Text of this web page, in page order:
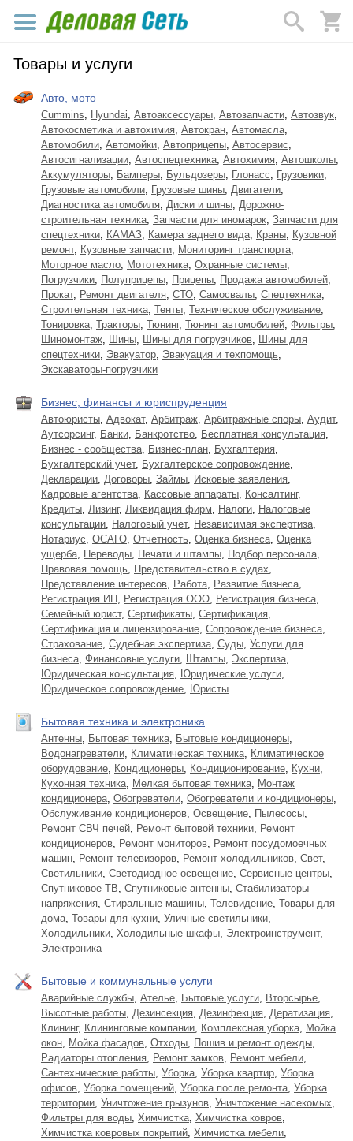
Товары и услуги
Авто, мото
Cummins, Hyundai, Автоаксессуары, Автозапчасти, Автозвук,
Автокосметика и автохимия, Автокран, Автомасла,
Автомобили, Автомойки, Автоприцепы, Автосервис,
Автосигнализации, Автоспецтехника, Автохимия, Автошколы,
Аккумуляторы, Бамперы, Бульдозеры, Глонасс, Грузовики,
Грузовые автомобили, Грузовые шины, Двигатели,
Диагностика автомобиля, Диски и шины, Дорожно-
строительная техника, Запчасти для иномарок, Запчасти для
спецтехники, КАМАЗ, Камера заднего вида, Краны, Кузовной
ремонт, Кузовные запчасти, Мониторинг транспорта,
Моторное масло, Мототехника, Охранные системы,
Погрузчики, Полуприцепы, Прицепы, Продажа автомобилей,
Прокат, Ремонт двигателя, СТО, Самосвалы, Спецтехника,
Строительная техника, Тенты, Техническое обслуживание,
Тонировка, Тракторы, Тюнинг, Тюнинг автомобилей, Фильтры,
Шиномонтаж, Шины, Шины для погрузчиков, Шины для
спецтехники, Эвакуатор, Эвакуация и техпомощь,
Экскаваторы-погрузчики
Бизнес, финансы и юриспруденция
Автоюристы, Адвокат, Арбитраж, Арбитражные споры, Аудит,
Аутсорсинг, Банки, Банкротство, Бесплатная консультация,
Бизнес - сообщества, Бизнес-план, Бухгалтерия,
Бухгалтерский учет, Бухгалтерское сопровождение,
Декларации, Договоры, Займы, Исковые заявления,
Кадровые агентства, Кассовые аппараты, Консалтинг,
Кредиты, Лизинг, Ликвидация фирм, Налоги, Налоговые
консультации, Налоговый учет, Независимая экспертиза,
Нотариус, ОСАГО, Отчетность, Оценка бизнеса, Оценка
ущерба, Переводы, Печати и штампы, Подбор персонала,
Правовая помощь, Представительство в судах,
Представление интересов, Работа, Развитие бизнеса,
Регистрация ИП , Регистрация ООО, Регистрация бизнеса,
Семейный юрист, Сертификаты, Сертификация,
Сертификация и лицензирование, Сопровождение бизнеса,
Страхование, Судебная экспертиза, Суды, Услуги для
бизнеса, Финансовые услуги, Штампы, Экспертиза,
Юридическая консультация, Юридические услуги,
Юридическое сопровождение, Юристы
Бытовая техника и электроника
Антенны, Бытовая техника, Бытовые кондиционеры,
Водонагреватели, Климатическая техника, Климатическое
оборудование, Кондиционеры, Кондиционирование, Кухни,
Кухонная техника, Мелкая бытовая техника, Монтаж
кондиционера, Обогреватели, Обогреватели и кондиционеры,
Обслуживание кондиционеров, Освещение, Пылесосы,
Ремонт СВЧ печей, Ремонт бытовой техники, Ремонт
кондиционеров, Ремонт мониторов, Ремонт посудомоечных
машин, Ремонт телевизоров, Ремонт холодильников, Свет,
Светильники, Светодиодное освещение, Сервисные центры,
Спутниковое ТВ, Спутниковые антенны, Стабилизаторы
напряжения, Стиральные машины, Телевидение, Товары для
дома, Товары для кухни, Уличные светильники,
Холодильники, Холодильные шкафы, Электроинструмент,
Электроника
Бытовые и коммунальные услуги
Аварийные службы, Ателье, Бытовые услуги, Вторсырье,
Высотные работы, Дезинсекция, Дезинфекция, Дератизация,
Клининг, Клининговые компании, Комплексная уборка, Мойка
окон, Мойка фасадов, Отходы, Пошив и ремонт одежды,
Радиаторы отопления, Ремонт замков, Ремонт мебели,
Сантехнические работы, Уборка, Уборка квартир, Уборка
офисов, Уборка помещений, Уборка после ремонта, Уборка
территории, Уничтожение грызунов, Уничтожение насекомых,
Фильтры для воды, Химчистка, Химчистка ковров,
Химчистка ковровых покрытий, Химчистка мебели,